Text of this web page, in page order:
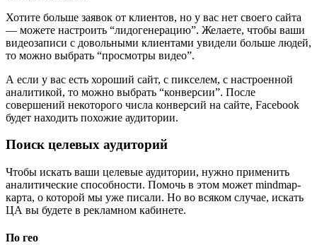
Хотите больше заявок от клиентов, но у вас нет своего сайта
— можете настроить “лидогенерацию”. Желаете, чтобы ваши
видеозаписи с довольными клиентами увидели больше людей,
то можно выбрать “просмотры видео”.
А если у вас есть хороший сайт, с пикселем, с настроенной
аналитикой, то можно выбрать “конверсии”. После
совершений некоторого числа конверсий на сайте, Facebook
будет находить похожие аудитории.
Поиск целевых аудиторий
Чтобы искать ваши целевые аудитории, нужно применить
аналитические способности. Помочь в этом может mindmap-
карта, о которой мы уже писали. Но во всяком случае, искать
ЦА вы будете в рекламном кабинете.
По гео